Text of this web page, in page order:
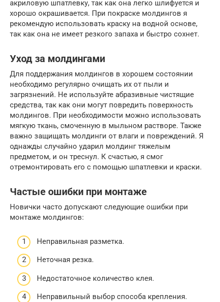
акриловую шпатлевку, так как она легко шлифуется и
хорошо окрашивается. При покраске молдингов я
рекомендую использовать краску на водной основе,
так как она не имеет резкого запаха и быстро сохнет.
Уход за молдингами
Для поддержания молдингов в хорошем состоянии
необходимо регулярно очищать их от пыли и
загрязнений. Не используйте абразивные чистящие
средства, так как они могут повредить поверхность
молдингов. При необходимости можно использовать
мягкую ткань, смоченную в мыльном растворе. Также
важно защищать молдинги от влаги и повреждений. Я
однажды случайно ударил молдинг тяжелым
предметом, и он треснул. К счастью, я смог
отремонтировать его с помощью шпатлевки и краски.
Частые ошибки при монтаже
Новички часто допускают следующие ошибки при
монтаже молдингов:
Неправильная разметка.
Неточная резка.
Недостаточное количество клея.
Неправильный выбор способа крепления.